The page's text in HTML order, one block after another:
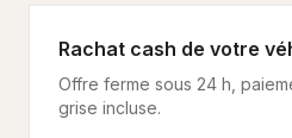
Rachat cash de votre
Offre ferme sous 24 h,
grise incluse.